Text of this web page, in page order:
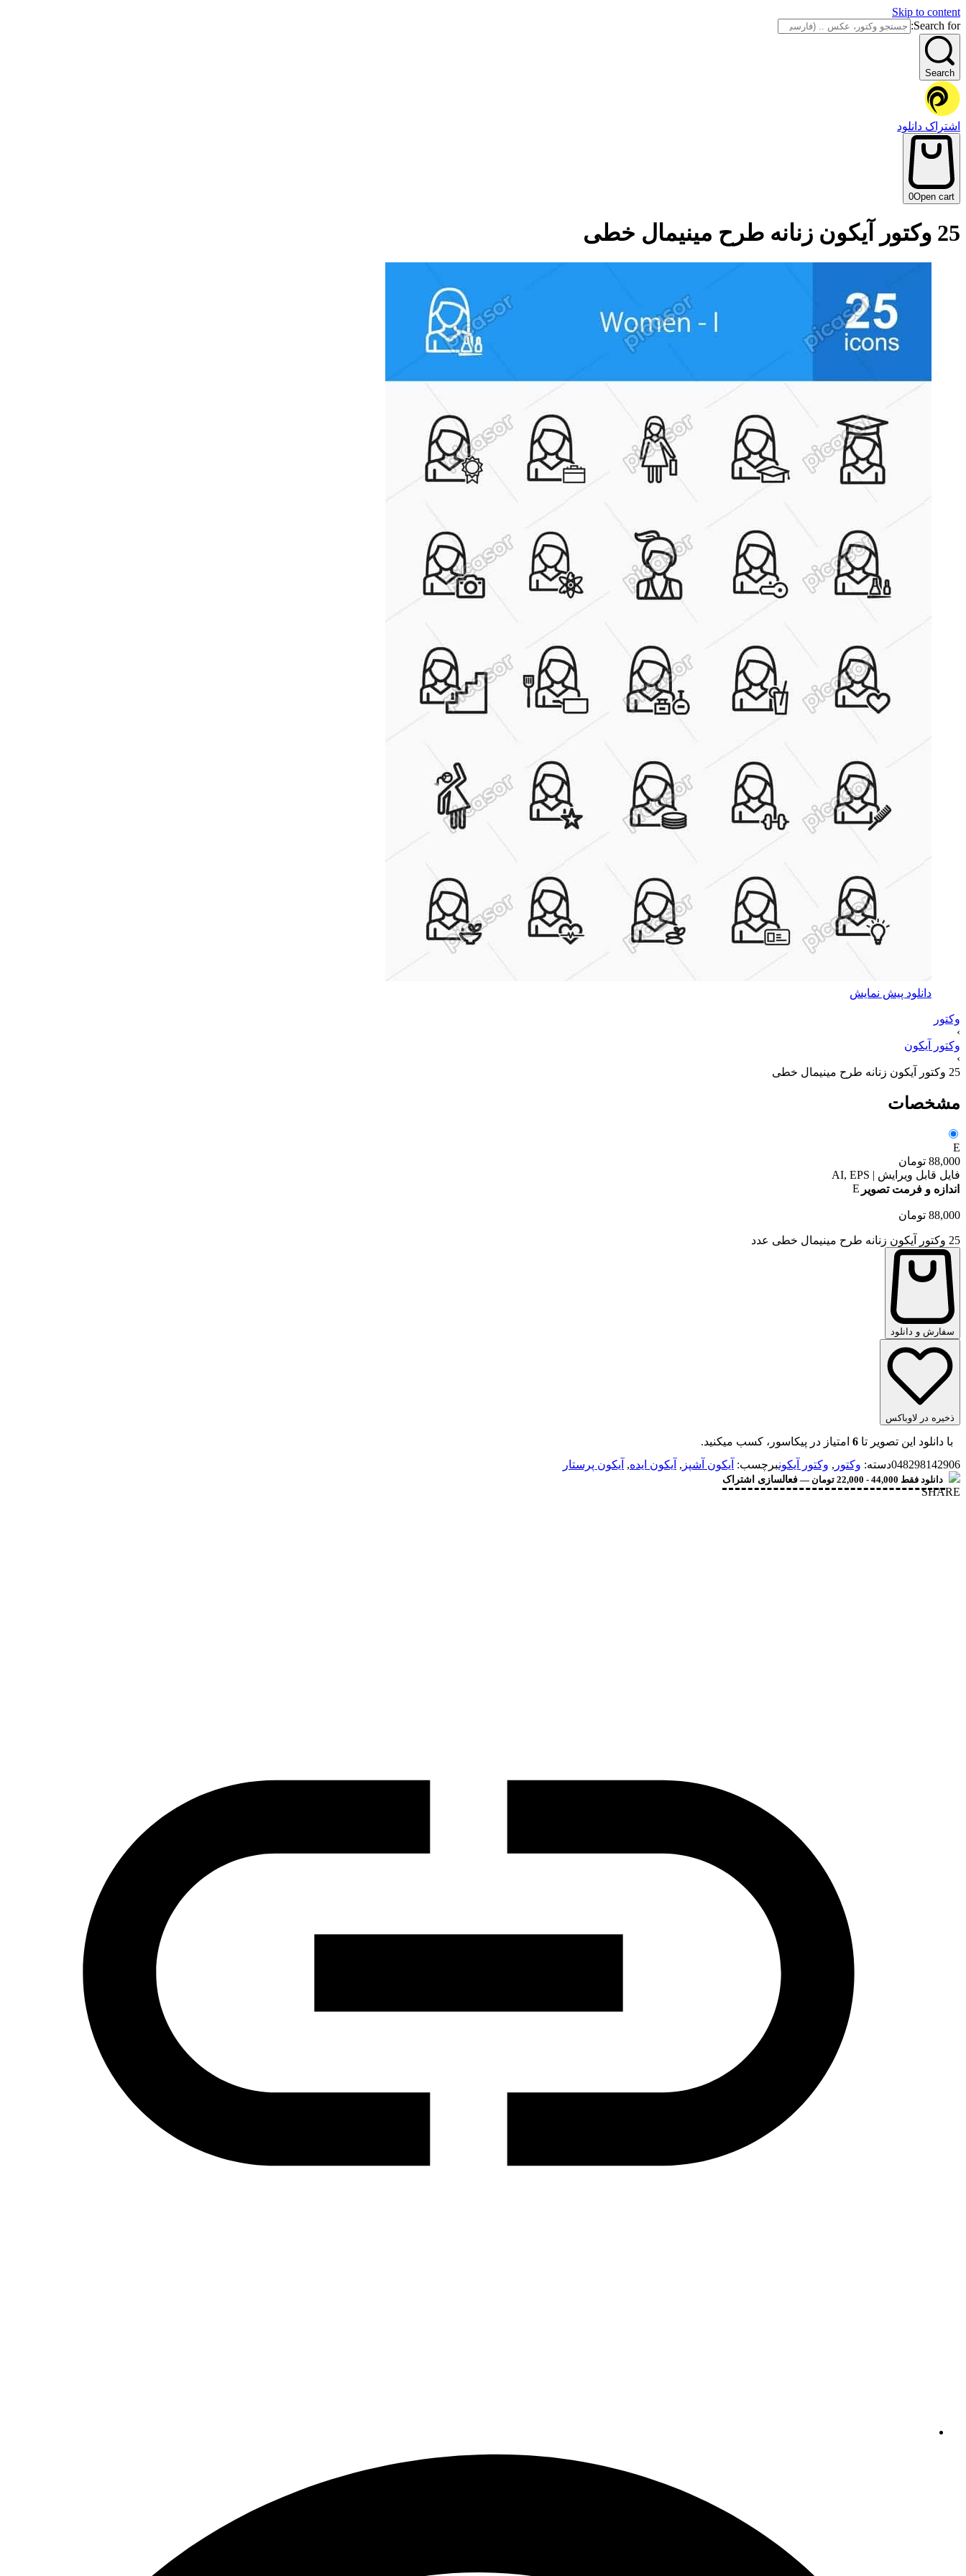
Skip to content
Search for:
Search
اشتراک دانلود
0Open cart
25 وکتور آیکون زنانه طرح مینیمال خطی
دانلود پیش نمایش
وکتور
›
وکتور آیکون
›
25 وکتور آیکون زنانه طرح مینیمال خطی
مشخصات
E
88,000 تومان
فایل قابل ویرایش | AI, EPS
اندازه و فرمت تصویر E
88,000 تومان
25 وکتور آیکون زنانه طرح مینیمال خطی عدد
سفارش و دانلود
ذخیره در لاوباکس
با دانلود این تصویر تا 6 امتیاز در پیکاسور، کسب میکنید.
048298142906دسته: وکتور , وکتور آیکونبرچسب: آیکون آشپز , آیکون ایده, آیکون پرستار
دانلود فقط 44,000 - 22,000 تومان — فعالسازی اشتراک
SHARE